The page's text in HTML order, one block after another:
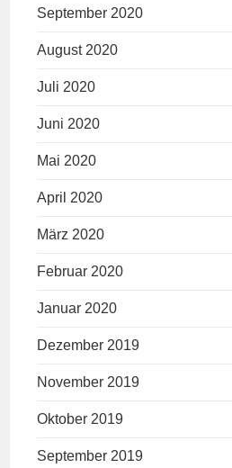
September 2020
August 2020
Juli 2020
Juni 2020
Mai 2020
April 2020
März 2020
Februar 2020
Januar 2020
Dezember 2019
November 2019
Oktober 2019
September 2019